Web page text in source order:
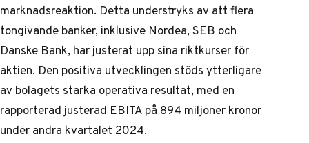
marknadsreaktion. Detta understryks av att flera
tongivande banker, inklusive Nordea, SEB och
Danske Bank, har justerat upp sina riktkurser för
aktien. Den positiva utvecklingen stöds ytterligare
av bolagets starka operativa resultat, med en
rapporterad justerad EBITA på 894 miljoner kronor
under andra kvartalet 2024.